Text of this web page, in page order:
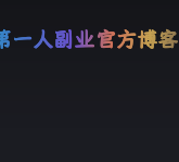
一人副业官方博客